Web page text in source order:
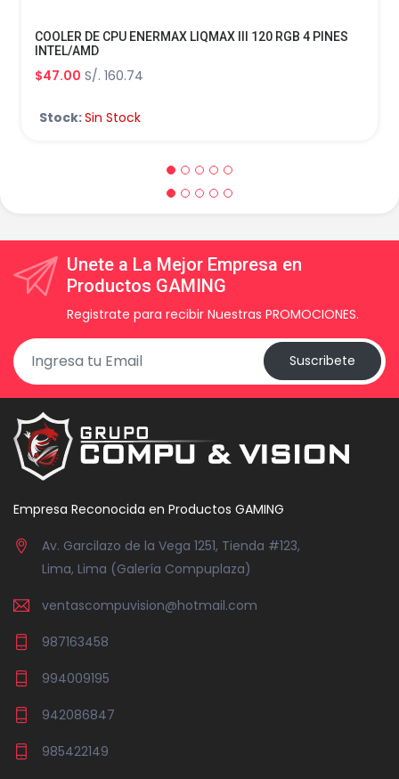
COOLER DE CPU ENERMAX LIQMAX III 120 RGB 4 PINES
INTEL/AMD
$47.00 S/. 160.74
Stock:Sin Stock
Unete a La Mejor Empresa en
Productos GAMING
Registrate para recibir Nuestras PROMOCIONES.
Suscribete
Empresa Reconocida en Productos GAMING
Av. Garcilazo de la Vega 1251, Tienda #123,
Lima, Lima (Galería Compuplaza)
ventascompuvision@hotmail.com
987163458
994009195
942086847
985422149